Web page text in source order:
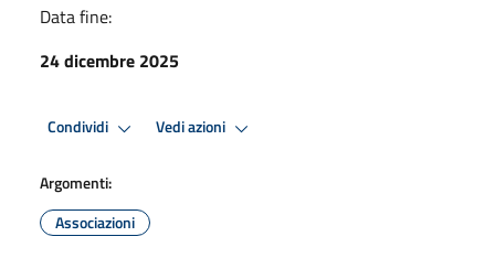
Data fine:
24 dicembre 2025
Condividi Vedi azioni
Argomenti:
Associazioni